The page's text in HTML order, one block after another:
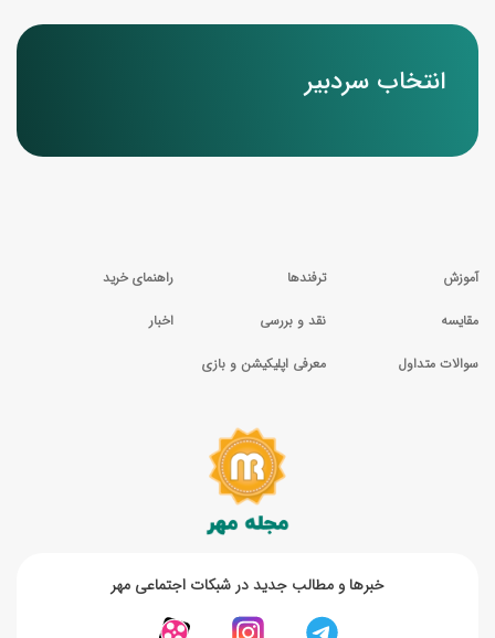
انتخاب سردبیر
آموزش ترفندها راهنمای خرید
مقایسه نقد و بررسی اخبار
سوالات متداول معرفی اپلیکیشن و بازی
خبر‌ها و مطالب جدید در شبکات اجتماعی مهر